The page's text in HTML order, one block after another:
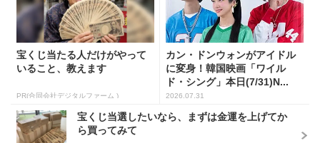
宝くじ当たる人だけがやって
いること、教えます
PR(合同会社デジタルファーム )
カン・ドンウォンがアイドル
に変身！韓国映画「ワイル
ド・シング」本日(7/31)N...
2026.07.31
宝くじ当選したいなら、まずは金運を上げてか
ら買ってみて